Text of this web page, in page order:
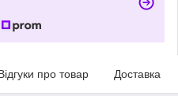
про товар Доставка